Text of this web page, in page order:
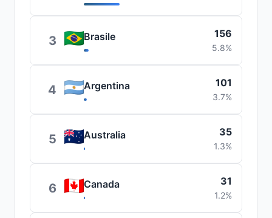
3 Brasile 156
5.8%
4 Argentina 101
3.7%
5 Australia 35
1.3%
6 Canada 31
1.2%